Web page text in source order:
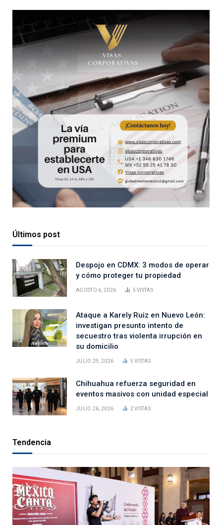
Últimos post
Despojo en CDMX: 3 modos de operar
y cómo proteger tu propiedad
AGOSTO 6, 2026 5VISTAS
Ataque a Karely Ruiz en Nuevo León:
investigan presunto intento de
secuestro tras violenta irrupción en
su domicilio
JULIO 29, 2026 5VISTAS
Chihuahua refuerza seguridad en
eventos masivos con unidad especial
JULIO 26, 2026 2VISTAS
Tendencia